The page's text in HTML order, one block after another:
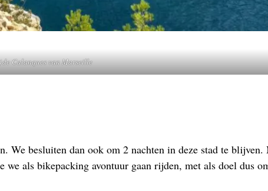
Calanques van Marseille
We besluiten dan ook om 2 nachten in deze stad te
als bikepacking avontuur gaan rijden, met als doel dus